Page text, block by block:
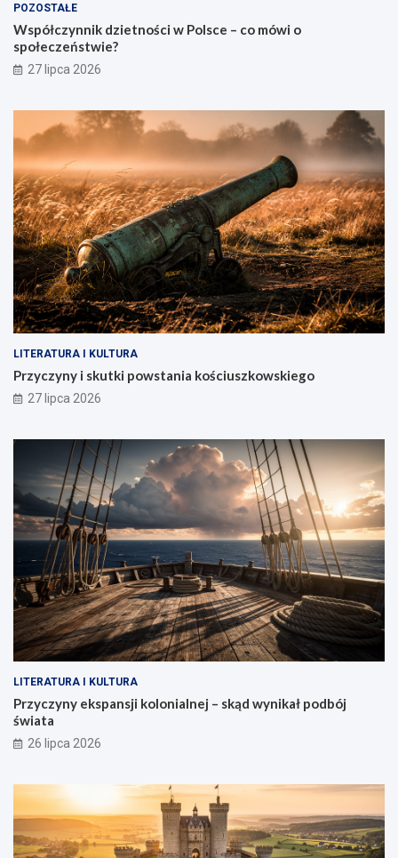
POZOSTAŁE
Współczynnik dzietności w Polsce – co mówi o
społeczeństwie?
27 lipca 2026
LITERATURA I KULTURA
Przyczyny i skutki powstania kościuszkowskiego
27 lipca 2026
LITERATURA I KULTURA
Przyczyny ekspansji kolonialnej – skąd wynikał podbój
świata
26 lipca 2026